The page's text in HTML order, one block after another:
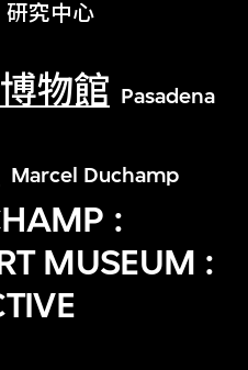
研究中心
物館 Pasadena
Marcel Duchamp
:
MUSEUM :
二十一世紀視覺